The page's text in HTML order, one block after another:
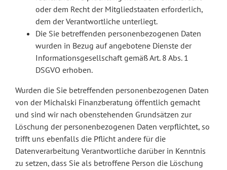
oder dem Recht der Mitgliedstaaten erforderlich,
dem der Verantwortliche unterliegt.
Die Sie betreffenden personenbezogenen Daten
wurden in Bezug auf angebotene Dienste der
Informationsgesellschaft gemäß Art. 8 Abs. 1
DSGVO erhoben.
Wurden die Sie betreffenden personenbezogenen Daten
von der Michalski Finanzberatung öffentlich gemacht
und sind wir nach obenstehenden Grundsätzen zur
Löschung der personenbezogenen Daten verpflichtet, so
trifft uns ebenfalls die Pflicht andere für die
Datenverarbeitung Verantwortliche darüber in Kenntnis
zu setzen, dass Sie als betroffene Person die Löschung